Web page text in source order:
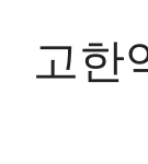
content고한